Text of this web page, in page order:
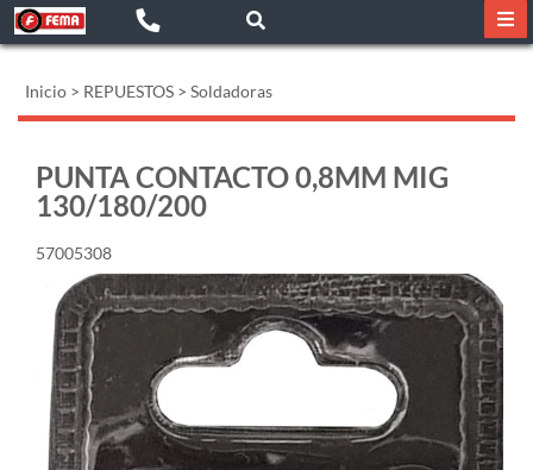
Inicio > REPUESTOS > Soldadoras
PUNTA CONTACTO 0,8MM MIG
130/180/200
57005308